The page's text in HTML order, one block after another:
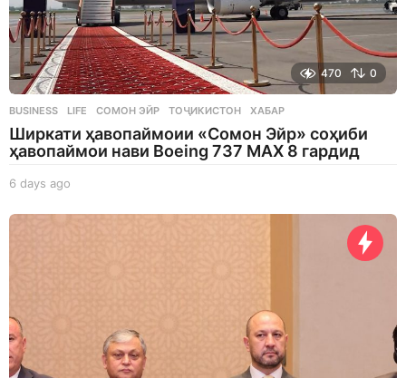
470 0
BUSINESS ,LIFE СОМОН ЭЙР ,ТОҶИКИСТОН ,ХАБАР
Ширкати ҳавопаймоии «Сомон Эйр» соҳиби
ҳавопаймои нави Boeing 737 MAX 8 гардид
6 days ago
a